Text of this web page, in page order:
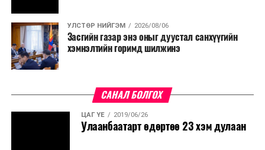
УЛСТӨР НИЙГЭМ 2026/08/06
Засгийн газар энэ оныг дуустал санхүүгийн
хэмнэлтийн горимд шилжинэ
САНАЛ БОЛГОХ
ЦАГ ҮЕ 2019/06/26
Улаанбаатарт өдөртөө 23 хэм дулаан